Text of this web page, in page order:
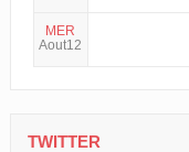
MER
Aout12
TWITTER